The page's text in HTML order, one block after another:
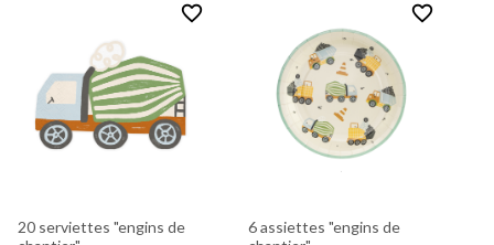
favorite_border
20 serviettes "engins de
favorite_border
6 assiettes "engins de